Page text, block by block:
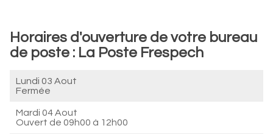
Horaires d'ouverture de votre bureau
de poste : La Poste Frespech
Lundi 03 Aout
Fermée
Mardi 04 Aout
Ouvert de 09h00 à 12h00